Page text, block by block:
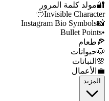
🔐مولد كلمة المرور
🫥Invisible Character
📸
Instagram Bio Symbols
•
Bullet Points
🍕طعام
🐶حيوانات
🌸 النباتات
💼 الأعمال
المزيد